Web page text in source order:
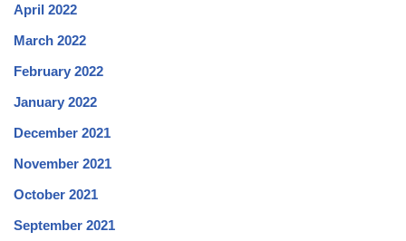
April 2022
March 2022
February 2022
January 2022
December 2021
November 2021
October 2021
September 2021